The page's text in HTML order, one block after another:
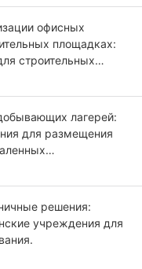
офисных
площадках:
строительных
лагерей:
для размещения
решения:
учреждения для